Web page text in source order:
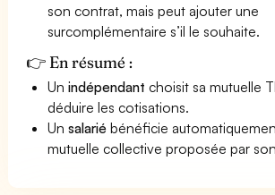
son contrat, mais peut ajouter une
surcomplémentaire s’il le souhaite.
👉 En résumé :
Unindépendant choisit sa mutuelle
déduire les cotisations.
Unsalarié bénéficie
mutuelle collective proposée par